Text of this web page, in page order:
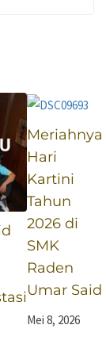
di SMK
Umar Said
Kudus
Meriahnya
Hari
Kartini
Tahun
2026 di
SMK
Raden
Umar Said
Mei 8, 2026